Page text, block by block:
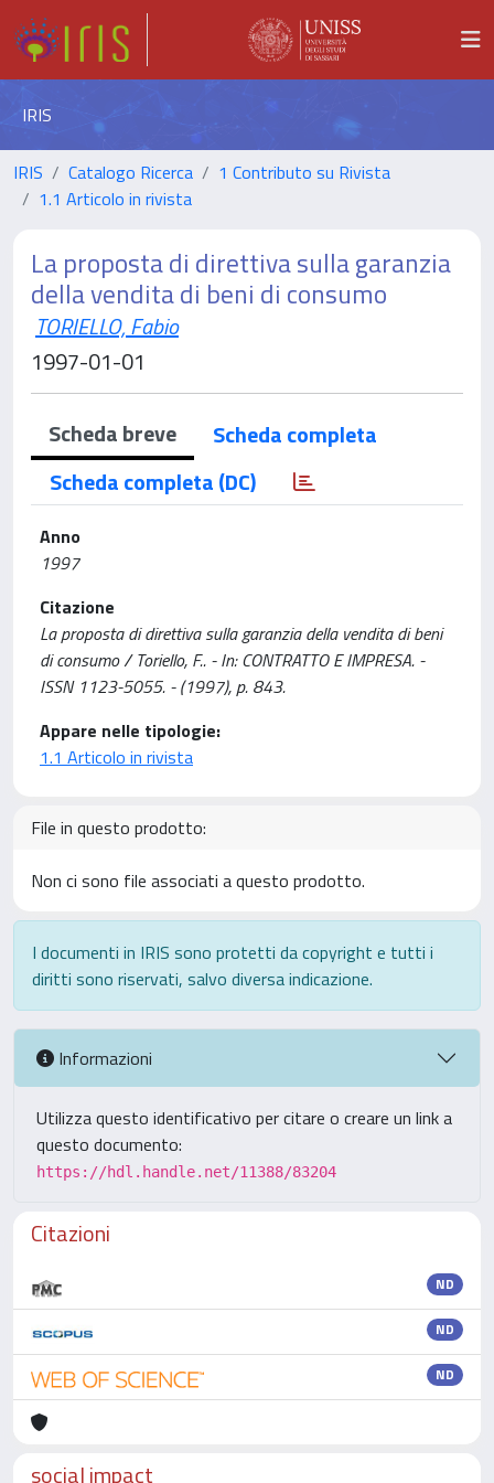
IRIS
IRIS Catalogo Ricerca
1 Contributo su Rivista
1.1 Articolo in rivista
La proposta di direttiva sulla garanzia
della vendita di beni di consumo
TORIELLO, Fabio
1997-01-01
Scheda breve
Scheda completa
Scheda completa (DC)
Anno
1997
Citazione
La proposta di direttiva sulla garanzia della vendita di beni
di consumo / Toriello, F.. - In: CONTRATTO E IMPRESA. -
ISSN 1123-5055. - (1997), p. 843.
Appare nelle tipologie:
1.1 Articolo in rivista
File in questo prodotto:
Non ci sono file associati a questo prodotto.
I documenti in IRIS sono protetti da copyright e tutti i
diritti sono riservati, salvo diversa indicazione.
Informazioni
Utilizza questo identificativo per citare o creare un link a
questo documento:
https://hdl.handle.net/11388/83204
Citazioni
ND
ND
ND
social impact